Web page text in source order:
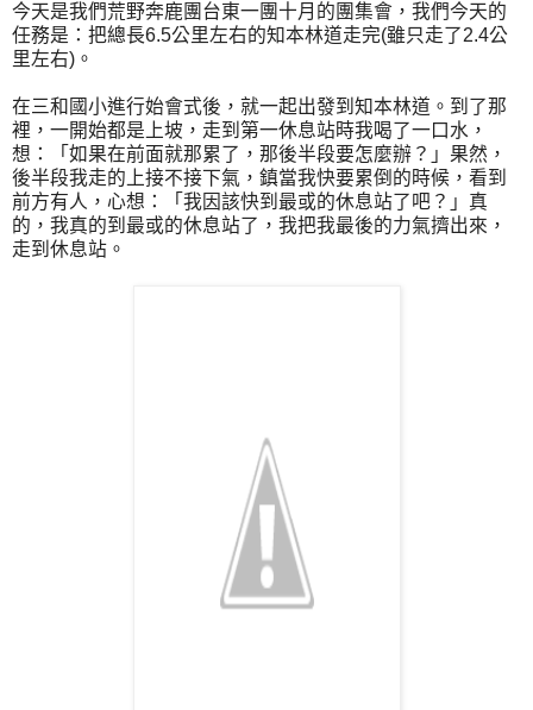
今天是我們荒野奔鹿團台東一團十月的團集會，我們今天的
任務是：把總長6.5公里左右的知本林道走完(雖只走了2.4公
里左右)。
在三和國小進行始會式後，就一起出發到知本林道。到了那
裡，一開始都是上坡，走到第一休息站時我喝了一口水，
想：「如果在前面就那累了，那後半段要怎麼辦？」果然，
後半段我走的上接不接下氣，鎮當我快要累倒的時候，看到
前方有人，心想：「我因該快到最或的休息站了吧？」真
的，我真的到最或的休息站了，我把我最後的力氣擠出來，
走到休息站。